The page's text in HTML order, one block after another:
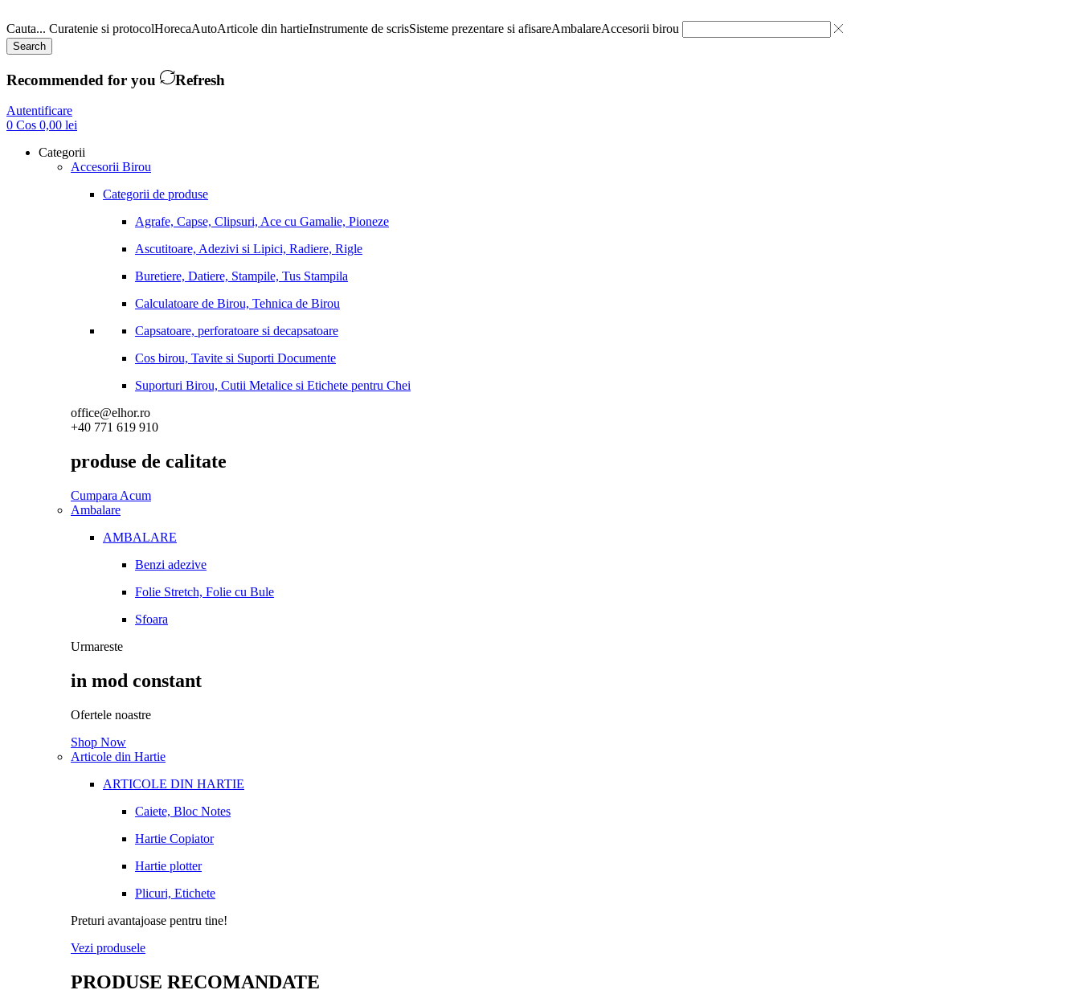
Cauta... Curatenie si protocolHorecaAutoArticole din hartieInstrumente de scrisSisteme prezentare si afisareAmbalareAccesorii birou
Search
Recommended for you Refresh
Autentificare
0 Cos 0,00 lei
Categorii
Accesorii Birou
Categorii de produse
Agrafe, Capse, Clipsuri, Ace cu Gamalie, Pioneze
Ascutitoare, Adezivi si Lipici, Radiere, Rigle
Buretiere, Datiere, Stampile, Tus Stampila
Calculatoare de Birou, Tehnica de Birou
Capsatoare, perforatoare si decapsatoare
Cos birou, Tavite si Suporti Documente
Suporturi Birou, Cutii Metalice si Etichete pentru Chei
office@elhor.ro
+40 771 619 910
produse de calitate
Cumpara Acum
Ambalare
AMBALARE
Benzi adezive
Folie Stretch, Folie cu Bule
Sfoara
Urmareste
in mod constant
Ofertele noastre
Shop Now
Articole din Hartie
ARTICOLE DIN HARTIE
Caiete, Bloc Notes
Hartie Copiator
Hartie plotter
Plicuri, Etichete
Preturi avantajoase pentru tine!
Vezi produsele
PRODUSE RECOMANDATE